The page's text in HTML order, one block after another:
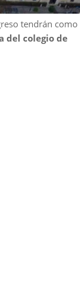
tendrán como
del colegio de